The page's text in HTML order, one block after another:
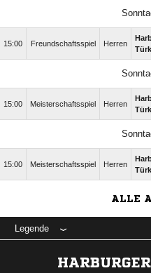
15:00 Freundschaftsspiel Herren
15:00 Meisterschaftsspiel Herren
15:00 Meisterschaftsspiel Herren
ALLE
Legende